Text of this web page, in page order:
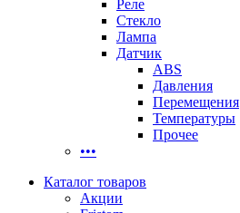
Реле
Стекло
Лампа
Датчик
ABS
Давления
Перемещения
Температуры
Прочее
•••
Каталог товаров
Акции